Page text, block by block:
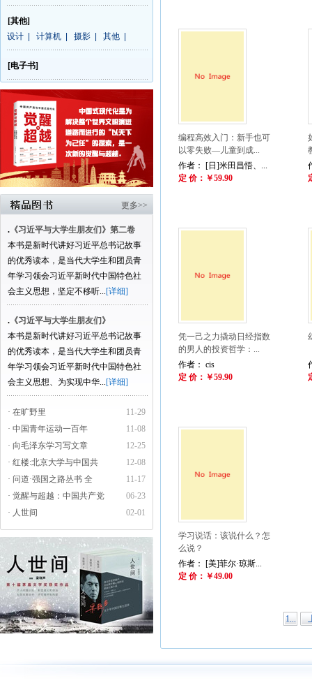
[其他]
设计
计算机 摄影 其他
[电子书]
更多>>
. 《习近平与大学生朋友们》第二卷
本书是新时代讲好习近平总书记故事
的优秀读本，是当代大学生和团员青
年学习领会习近平新时代中国特色社
会主义思想，坚定不移听...[详细]
. 《习近平与大学生朋友们》
本书是新时代讲好习近平总书记故事
的优秀读本，是当代大学生和团员青
年学习领会习近平新时代中国特色社
会主义思想、为实现中华...[详细]
11-29
· 在旷野里
11-08
· 中国青年运动一百年
12-25
· 向毛泽东学习写文章
12-08
· 红楼:北京大学与中国共
11-17
· 问道·强国之路丛书 全
06-23
· 觉醒与超越：中国共产党
02-01
· 人世间
编程高效入门：新手也可
以零失败—儿童到成...
作者： [日]米田昌悟、...
定 价：￥59.90
凭一己之力撬动日经指数
的男人的投资哲学：...
作者： cis
定 价：￥59.90
学习说话：该说什么？怎
么说？
作者： [美]菲尔·琼斯...
定 价：￥49.00
1...